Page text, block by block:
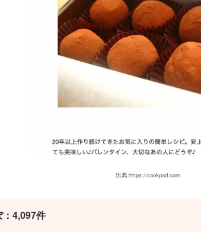
出典:https://cookpad.com
4,097件